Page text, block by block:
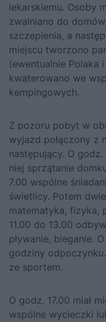
lekarskiemu. Osoby
zwalniano do
szczepienia, a
miejscu tworzono
(ewentualnie Polaka
kwaterowano we
kempingowych.
Z pozoru pobyt w
wyjazd połączony z
następujący. O
niej sprzątanie
7.00 wspólne
świetlicy. Potem
matematyka, fizyka,
11.00 do 13.00
pływanie, bieganie.
godziny
ze sportem.
O godz. 17.00 miał
wspólne wycieczki